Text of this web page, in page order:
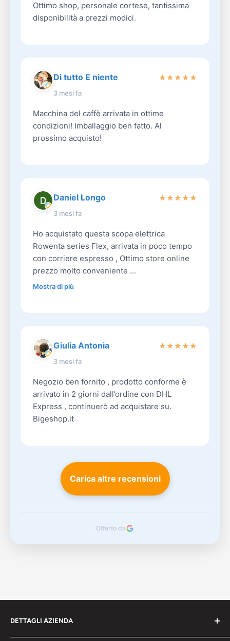
Ottimo shop, personale cortese, tantissima
disponibilità a prezzi modici.
Di tutto E niente
3 mesi fa
★★★★★
Macchina del caffè arrivata in ottime
condizioni! Imballaggio ben fatto. Al
prossimo acquisto!
Daniel Longo
3 mesi fa
★★★★★
Ho acquistato questa scopa elettrica
Rowenta series Flex, arrivata in poco tempo
con corriere espresso , Ottimo store online
prezzo molto conveniente ...
Mostra di più
Giulia Antonia
3 mesi fa
★★★★★
Negozio ben fornito , prodotto conforme è
arrivato in 2 giorni dall’ordine con DHL
Express , continuerò ad acquistare su.
Bigeshop.it
Carica altre recensioni
Offerto da
DETTAGLI AZIENDA